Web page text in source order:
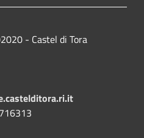
- Castel di Tora